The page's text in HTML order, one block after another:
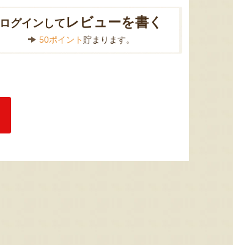
ログインして レビューを書く
50ポイント 貯まります。